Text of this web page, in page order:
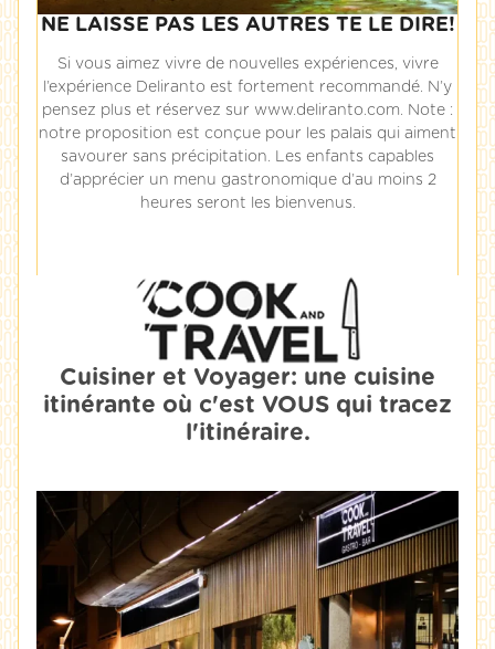
NE LAISSE PAS LES AUTRES TE LE DIRE!
Si vous aimez vivre de nouvelles expériences, vivre
l’expérience Deliranto est fortement recommandé. N’y
pensez plus et réservez sur www.deliranto.com. Note :
notre proposition est conçue pour les palais qui aiment
savourer sans précipitation. Les enfants capables
d’apprécier un menu gastronomique d’au moins 2
heures seront les bienvenus.
Cuisiner et Voyager: une cuisine
itinérante où c'est VOUS qui tracez
l'itinéraire.